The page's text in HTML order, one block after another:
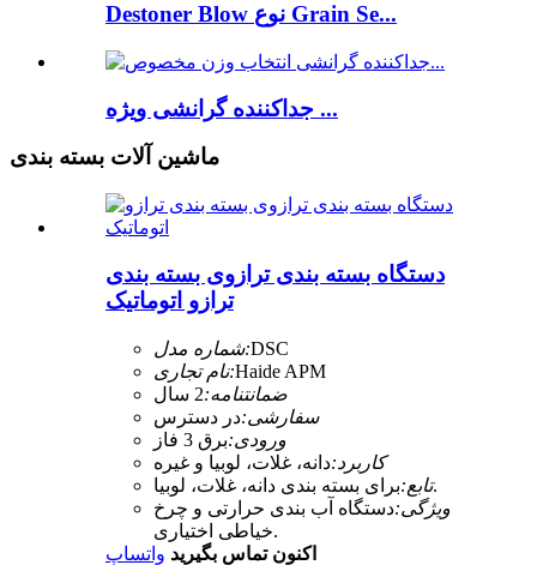
Destoner Blow نوع Grain Se...
جداکننده گرانشی ویژه ...
ماشین آلات بسته بندی
دستگاه بسته بندی ترازوی بسته بندی
ترازو اتوماتیک
شماره مدل:DSC
نام تجاری:Haide APM
ضمانتنامه:2 سال
سفارشی:در دسترس
ورودی:برق 3 فاز
کاربرد:دانه، غلات، لوبیا و غیره
تابع:برای بسته بندی دانه، غلات، لوبیا.
ویژگی:دستگاه آب بندی حرارتی و چرخ
خیاطی اختیاری.
اکنون تماس بگیرید واتساپ